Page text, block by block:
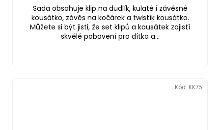
Sada obsahuje klip na dudlík, kulaté i závěsné
kousátko, závěs na kočárek a twistík kousátko.
Můžete si být jisti, že set klipů a kousátek zajistí
skvělé pobavení pro dítko a...
Kód: KK75